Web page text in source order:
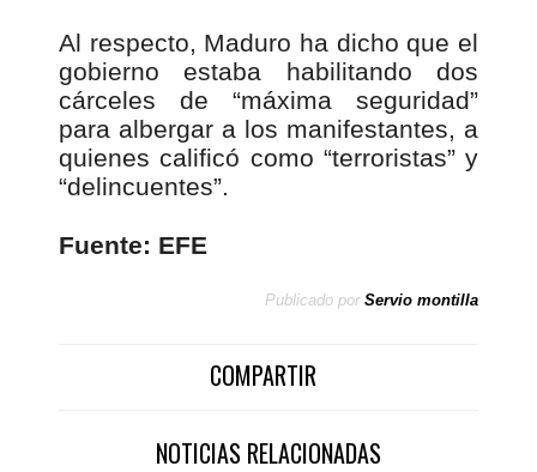
Al respecto, Maduro ha dicho que el
gobierno estaba habilitando dos
cárceles de “máxima seguridad”
para albergar a los manifestantes, a
quienes calificó como “terroristas” y
“delincuentes”.
Fuente: EFE
Publicado por Servio montilla
COMPARTIR
NOTICIAS RELACIONADAS